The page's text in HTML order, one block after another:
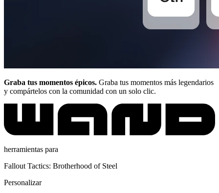
Graba tus momentos épicos. Graba tus momentos más legendarios
y compártelos con la comunidad con un solo clic.
herramientas para
Fallout Tactics: Brotherhood of Steel
Personalizar